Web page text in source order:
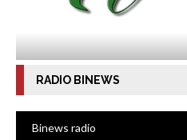
RADIO BINEWS